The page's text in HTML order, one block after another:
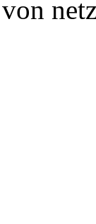
von